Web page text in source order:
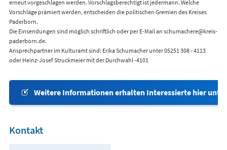
erneut vorgeschlagen werden. Vorschlagsberechtigt ist jedermann. Welche
Vorschläge prämiert werden, entscheiden die politischen Gremien des Kreises
Paderborn.
Die Einsendungen sind möglich schriftlich oder per E-Mail an schumachere@kreis-
paderborn.de.
Ansprechpartner im Kulturamt sind: Erika Schumacher unter 05251 308 - 4113
oder Heinz-Josef Struckmeier mit der Durchwahl -4101
Weitere Informationen erhalten Interessierte hier
Kontakt